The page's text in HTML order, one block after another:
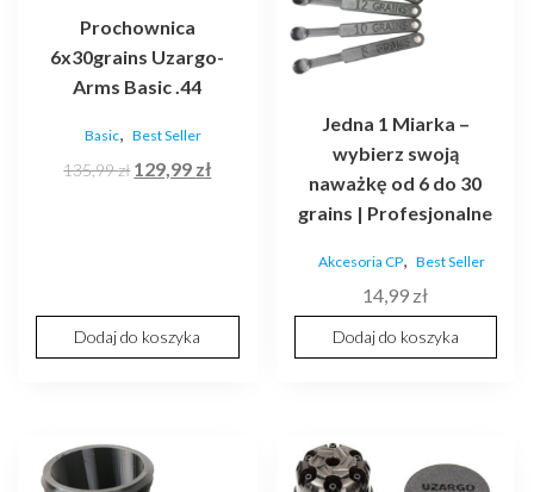
Prochownica
6x30grains Uzargo-
Arms Basic .44
Basic, Best Seller
135,99zł Pierwotna
129,99 złAktualna
Dodaj do koszyka
Jedna 1 Miarka –
wybierz swoją
naważkę od 6 do 30
grains | Profesjonalne
Akcesoria CP, Best Seller
14,99 zł
Dodaj do koszyka